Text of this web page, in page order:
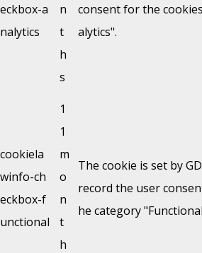
eckbox-a
nalytics
n
t
h
s
consent for the
alytics".
cookiela
winfo-ch
eckbox-f
unctional
1
1
m
o
n
t
h
The cookie is set by
record the user
he category